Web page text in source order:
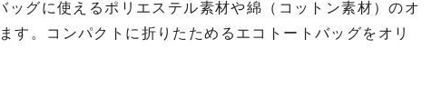
ッグに使えるポリエステル素材や綿（コットン素材）のオ
す。コンパクトに折りたためるエコトートバッグをオリ